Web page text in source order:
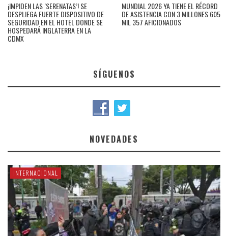
¡IMPIDEN LAS ‘SERENATAS’! SE
DESPLIEGA FUERTE DISPOSITIVO DE
SEGURIDAD EN EL HOTEL DONDE SE
HOSPEDARÁ INGLATERRA EN LA
CDMX
MUNDIAL 2026 YA TIENE EL RÉCORD
DE ASISTENCIA CON 3 MILLONES 605
MIL 357 AFICIONADOS
SÍGUENOS
NOVEDADES
INTERNACIONAL